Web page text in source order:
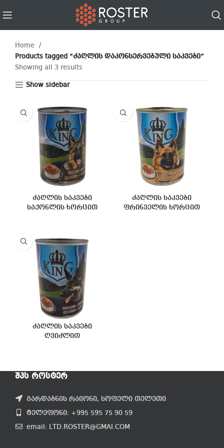
Home
Products tagged “ძაღლის დაკონსერვებული საკვები”
Showing all 3 results
Show sidebar
ძაღლის საკვები
საქონლის ხორცით
ძაღლის საკვები
ფრინველის ხორცით
ძაღლის საკვები
ღვიძლით
ᲨᲞᲡ ᲠᲝᲡᲢᲔᲠ
გარდაბნის რაიონი, სოფელი თელეთი
ტელეფონი: +995 595 75 90 59
email: LTD.ROSTER@GMAI.COM